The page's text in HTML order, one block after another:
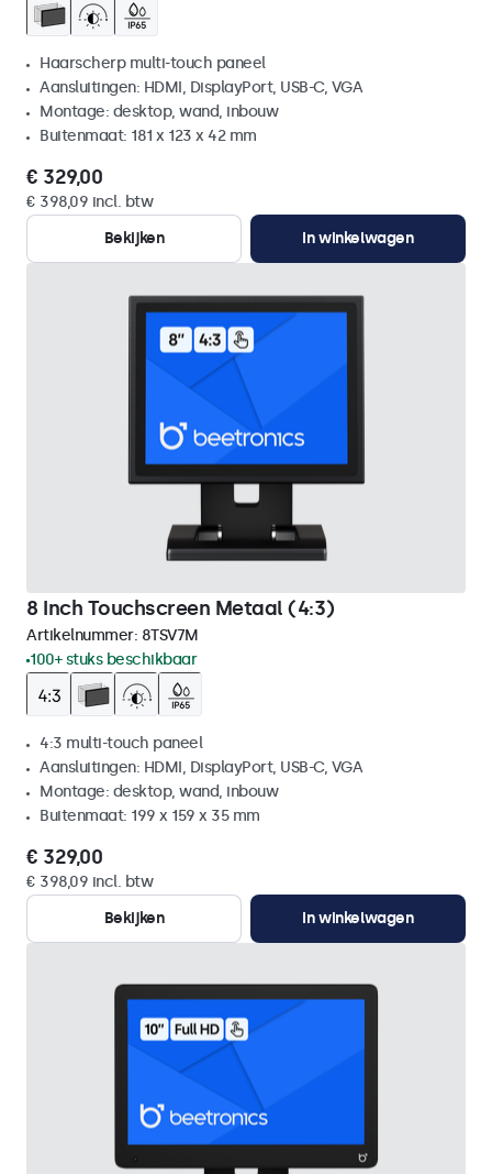
Haarscherp multi-touch paneel
Aansluitingen: HDMI, DisplayPort, USB-C, VGA
Montage: desktop, wand, inbouw
Buitenmaat: 181 x 123 x 42 mm
€ 329,00
€ 398,09 incl. btw
Bekijken
In winkelwagen
8 Inch Touchscreen Metaal (4:3)
Artikelnummer: 8TSV7M
100+ stuks beschikbaar
4:3 multi-touch paneel
Aansluitingen: HDMI, DisplayPort, USB-C, VGA
Montage: desktop, wand, inbouw
Buitenmaat: 199 x 159 x 35 mm
€ 329,00
€ 398,09 incl. btw
Bekijken
In winkelwagen